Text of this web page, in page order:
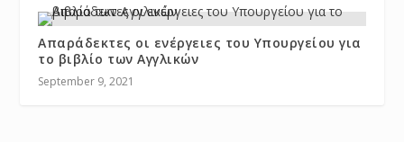
Απαράδεκτες οι ενέργειες του Υπουργείου για
το βιβλίο των Αγγλικών
September 9, 2021